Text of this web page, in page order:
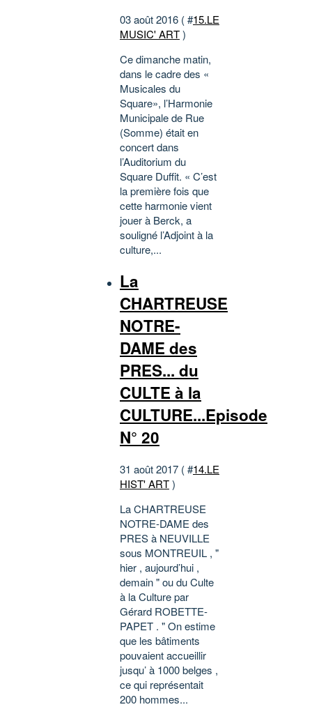
03 août 2016 ( #15.LE
MUSIC' ART)
Ce dimanche matin,
dans le cadre des «
Musicales du
Square», l’Harmonie
Municipale de Rue
(Somme) était en
concert dans
l’Auditorium du
Square Duffit. « C’est
la première fois que
cette harmonie vient
jouer à Berck, a
souligné l’Adjoint à la
culture,...
La
CHARTREUSE
NOTRE-
DAME des
PRES... du
CULTE à la
CULTURE...Episode
N° 20
31 août 2017 ( #14.LE
HIST' ART)
La CHARTREUSE
NOTRE-DAME des
PRES à NEUVILLE
sous MONTREUIL , "
hier , aujourd’hui ,
demain " ou du Culte
à la Culture par
Gérard ROBETTE-
PAPET . " On estime
que les bâtiments
pouvaient accueillir
jusqu’ à 1000 belges ,
ce qui représentait
200 hommes...